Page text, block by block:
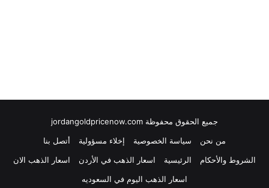
جميع الحقوق محفوظة jordangoldpricenow.com
من نحن
سياسة الخصوصية إخلاء مسؤولية
أتصل بنا
الشروط والأحكام
الرئيسية اسعار الذهب في الأردن
اسعار الذهب الان
اسعار الذهب اليوم في السعوديه